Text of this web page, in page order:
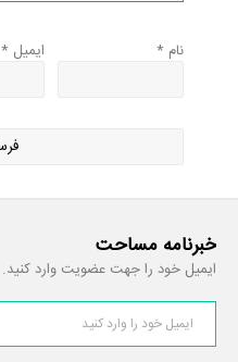
نام * ایمیل *
خبرنامه مساحت
ایمیل خود را جهت عضویت وارد کنید.